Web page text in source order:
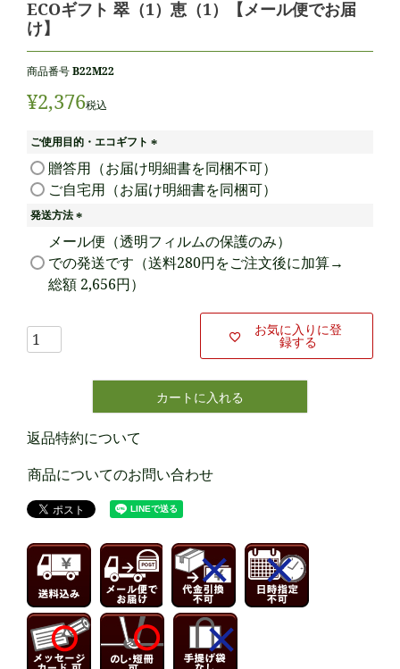
ECOギフト 翠（1）恵（1）【メール便でお届
け】
商品番号 B22M22
¥2,376税込
ご使用目的・エコギフト
(
必
須
贈答用（お届け明細書を同梱不可）
ご自宅用（お届け明細書を同梱可）
発送方法
(
必
須
)
メール便（透明フィルムの保護のみ）
での発送です（送料280円をご注文後に加算→
総額 2,656円）
お気に入りに登
録する
カートに入れる
返品特約について
商品についてのお問い合わせ